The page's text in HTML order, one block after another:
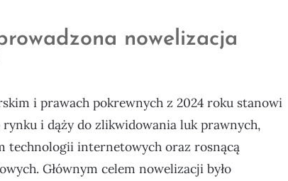
nowelizacja
i prawach pokrewnych z 2024 roku stanowi
i dąży do zlikwidowania luk prawnych,
technologii internetowych oraz rosnącą
Głównym celem nowelizacji było